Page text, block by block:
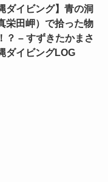
ダイビング】青の洞
栄田岬）で拾った物
？ – すずきたかまさ
ダイビングLOG